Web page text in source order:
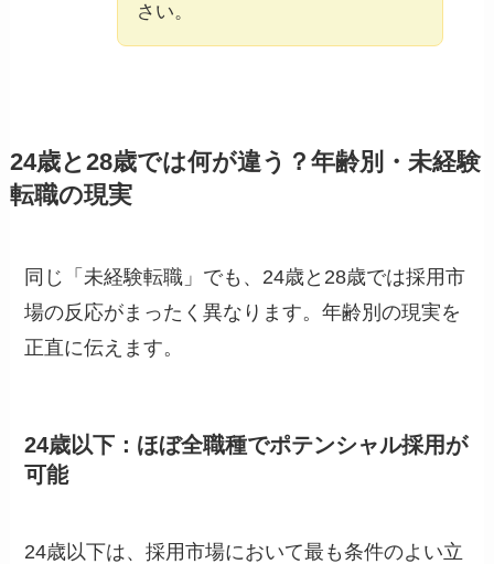
さい。
24歳と28歳では何が違う？年齢別・未経験
転職の現実
同じ「未経験転職」でも、24歳と28歳では採用市
場の反応がまったく異なります。年齢別の現実を
正直に伝えます。
24歳以下：ほぼ全職種でポテンシャル採用が
可能
24歳以下は、採用市場において最も条件のよい立